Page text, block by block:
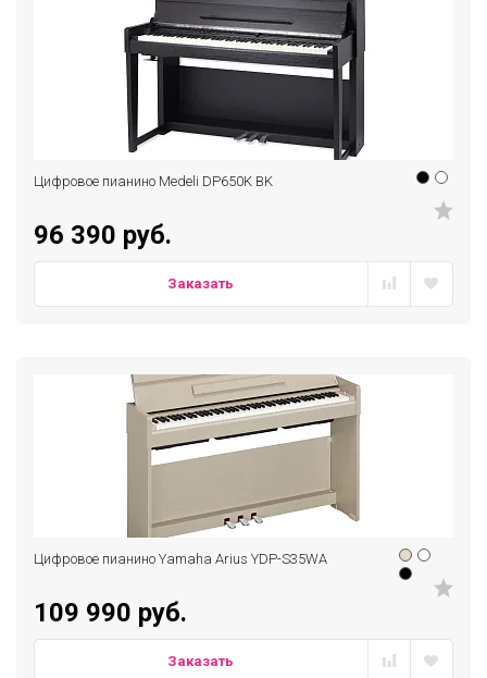
Цифровое пианино Medeli DP650K BK
96 390 руб.
Заказать
Цифровое пианино Yamaha Arius YDP-S35WA
109 990 руб.
Заказать